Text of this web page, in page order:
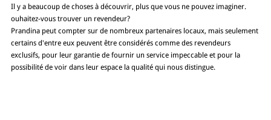
Il y a beaucoup de choses à découvrir, plus que vous ne pouvez imaginer.
ouhaitez-vous trouver un revendeur?
Prandina peut compter sur de nombreux partenaires locaux, mais seulement
certains d'entre eux peuvent être considérés comme des revendeurs
exclusifs, pour leur garantie de fournir un service impeccable et pour la
possibilité de voir dans leur espace la qualité qui nous distingue.